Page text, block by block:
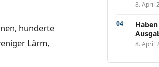
hunderte
Lärm,
8. April
8. April